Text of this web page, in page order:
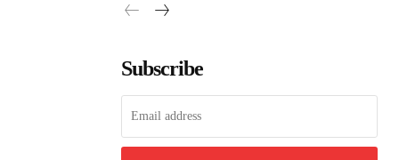
Subscribe